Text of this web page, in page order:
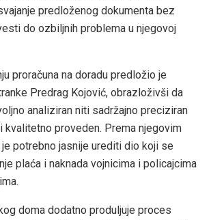
predloženog dokumenta bez
do ozbiljnih problema u njegovoj
proračuna na doradu predložio je
Predrag Kojović, obrazloživši da
analiziran niti sadržajno preciziran
kvalitetno proveden. Prema njegovim
potrebno jasnije urediti dio koji se
plaća i naknada vojnicima i policajcima
doma dodatno produljuje proces